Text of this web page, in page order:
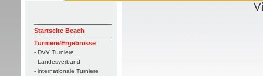
Startseite Beach
Turniere/Ergebnisse
- DVV Turniere
- Landesverband
- internationale Turniere